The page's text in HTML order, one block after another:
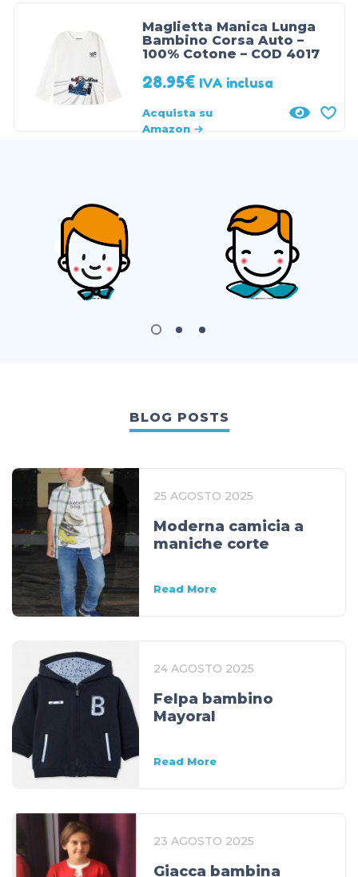
Maglietta Manica Lunga
Bambino Corsa Auto –
100% Cotone – COD 4017
28.95€ IVA inclusa
Acquista su
Amazon
BLOG POSTS
25 AGOSTO 2025
Moderna camicia a
maniche corte
Read More
24 AGOSTO 2025
Felpa bambino
Mayoral
Read More
23 AGOSTO 2025
Giacca bambina